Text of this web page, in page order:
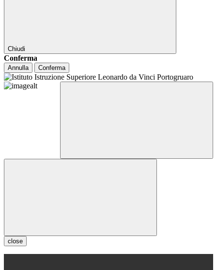
Chiudi
Conferma
Annulla Conferma
close